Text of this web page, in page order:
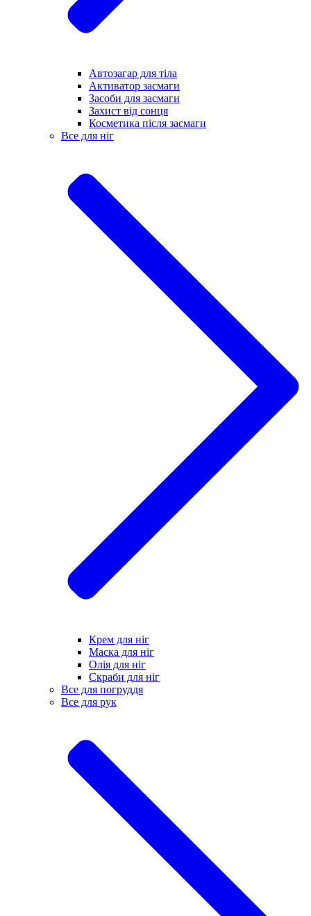
Автозагар для тіла
Активатор засмаги
Засоби для засмаги
Захист від сонця
Косметика після засмаги
Все для ніг
Крем для ніг
Маска для ніг
Олія для ніг
Скраби для ніг
Все для погруддя
Все для рук